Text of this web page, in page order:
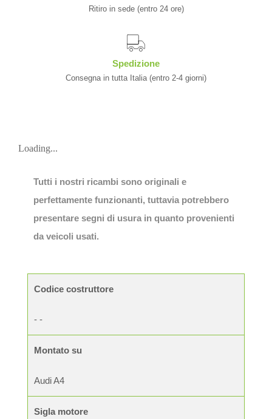
Ritiro in sede (entro 24 ore)
Spedizione
Consegna in tutta Italia (entro 2-4 giorni)
Loading...
Tutti i nostri ricambi sono originali e
perfettamente funzionanti, tuttavia potrebbero
presentare segni di usura in quanto provenienti
da veicoli usati.
Codice costruttore
- -
Montato su
Audi A4
Sigla motore